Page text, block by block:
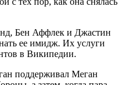
Бен Аффлек и Джастин
ее имидж. Их услуги
в Википедии.
поддерживал Меган